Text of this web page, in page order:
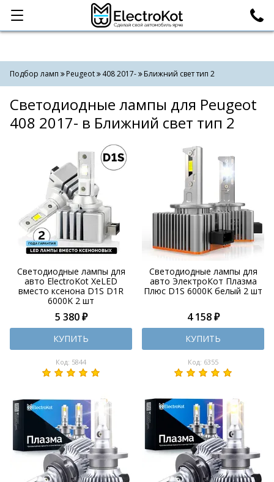
Категории Поиск
Подбор ламп Peugeot 408 2017- Ближний свет тип 2
Светодиодные лампы для Peugeot
408 2017- в Ближний свет тип 2
Светодиодные лампы для
авто ElectroKot XeLED
вместо ксенона D1S D1R
6000K 2 шт
5 380 ₽
КУПИТЬ
Код: 5844
Светодиодные лампы для
авто ЭлектроКот Плазма
Плюс D1S 6000K белый 2 шт
4 158 ₽
КУПИТЬ
Код: 6355